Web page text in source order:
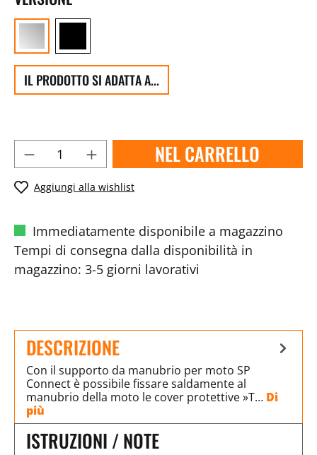
IL PRODOTTO SI ADATTA A...
NEL CARRELLO
Aggiungi alla wishlist
Immediatamente disponibile a magazzino
Tempi di consegna dalla disponibilità in
magazzino: 3-5 giorni lavorativi
DESCRIZIONE
Con il supporto da manubrio per moto SP
Connect è possibile fissare saldamente al
manubrio della moto le cover protettive »T… Di
più
ISTRUZIONI / NOTE